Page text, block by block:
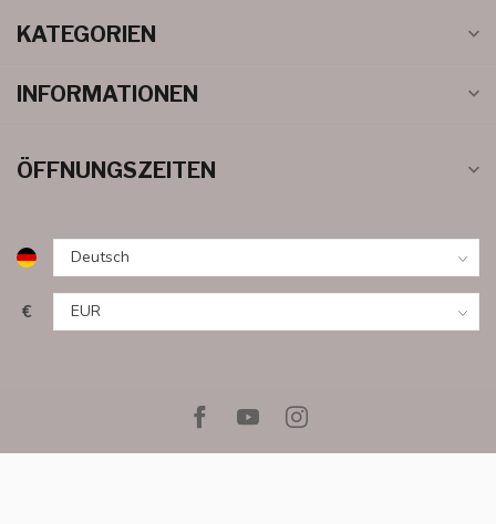
KATEGORIEN
INFORMATIONEN
ÖFFNUNGSZEITEN
€